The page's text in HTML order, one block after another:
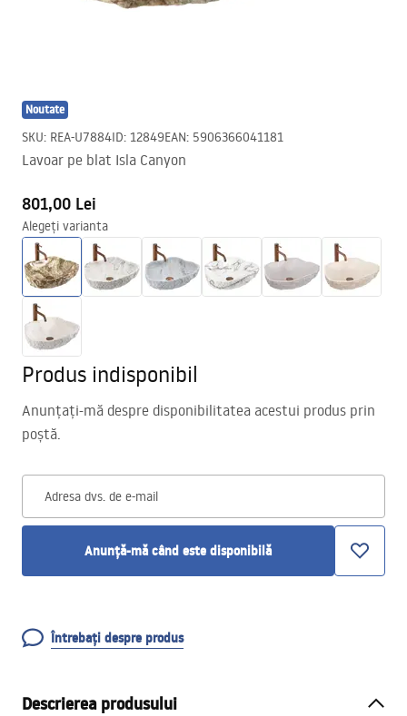
Noutate
SKU: REA-U7884ID: 12849EAN: 5906366041181
Lavoar pe blat Isla Canyon
801,00 Lei
Alegeți varianta
Produs indisponibil
Anunțați-mă despre disponibilitatea acestui produs prin
poștă.
Adresa dvs. de e-mail
Anunță-mă când este disponibilă
Întrebați despre produs
Descrierea produsului